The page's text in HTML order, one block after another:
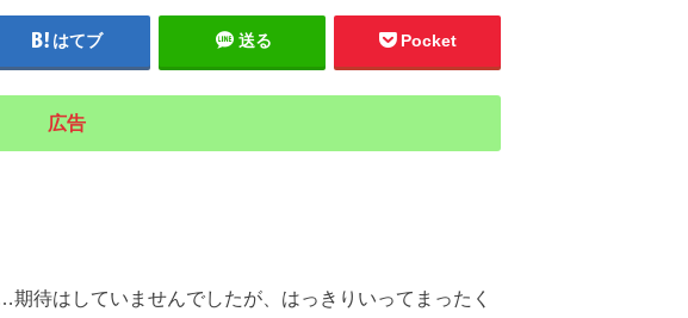
はてブ 送る Pocket
広告
待はしていませんでしたが、はっきりいってまったく